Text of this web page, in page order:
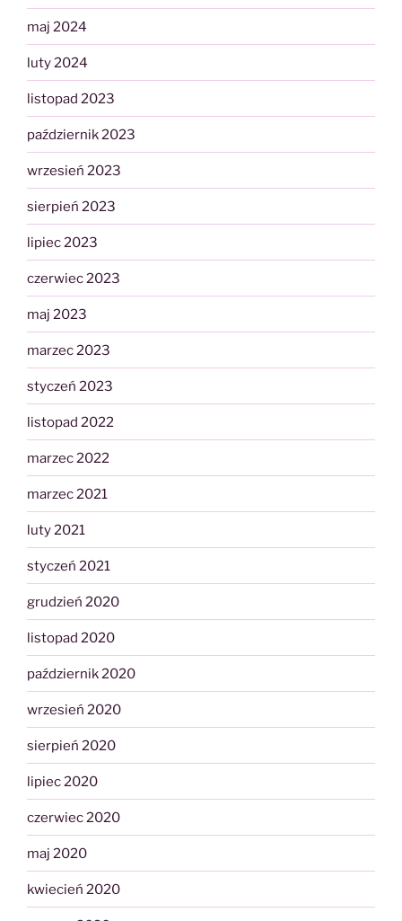
maj 2024
luty 2024
listopad 2023
październik 2023
wrzesień 2023
sierpień 2023
lipiec 2023
czerwiec 2023
maj 2023
marzec 2023
styczeń 2023
listopad 2022
marzec 2022
marzec 2021
luty 2021
styczeń 2021
grudzień 2020
listopad 2020
październik 2020
wrzesień 2020
sierpień 2020
lipiec 2020
czerwiec 2020
maj 2020
kwiecień 2020